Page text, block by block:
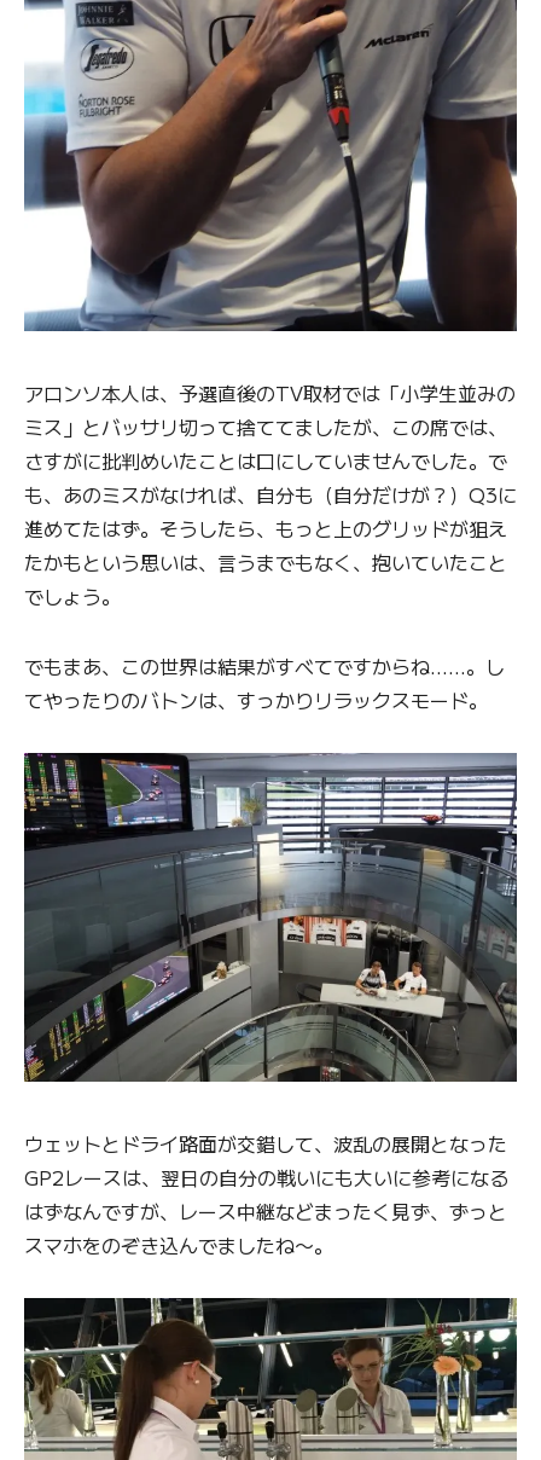
アロンソ本人は、予選直後のTV取材では「小学生並みの
ミス」とバッサリ切って捨ててましたが、この席では、
さすがに批判めいたことは口にしていませんでした。で
も、あのミスがなければ、自分も（自分だけが？）Q3に
進めてたはず。そうしたら、もっと上のグリッドが狙え
たかもという思いは、言うまでもなく、抱いていたこと
でしょう。
でもまあ、この世界は結果がすべてですからね……。し
てやったりのバトンは、すっかりリラックスモード。
ウェットとドライ路面が交錯して、波乱の展開となった
GP2レースは、翌日の自分の戦いにも大いに参考になる
はずなんですが、レース中継などまったく見ず、ずっと
スマホをのぞき込んでましたね〜。